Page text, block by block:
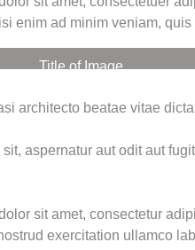
enim ad minim veniam,
Title of Image
architecto beatae vitae
aspernatur aut odit aut
sit amet, consectetur
exercitation ullamco